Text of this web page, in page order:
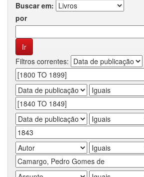
Buscar em:
por
Filtros correntes: